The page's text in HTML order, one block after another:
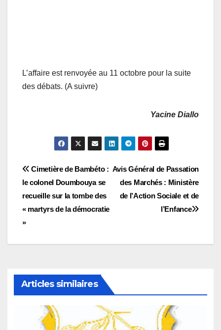
L’affaire est renvoyée au 11 octobre pour la suite
des débats. (A suivre)
Yacine Diallo
Navigation
de
l’article
Avis Général de Passation
des Marchés : Ministère
de l’Action Sociale et de
l’Enfance
Cimetière de Bambéto :
le colonel Doumbouya se
recueille sur la tombe des
« martyrs de la démocratie
»
Articles similaires